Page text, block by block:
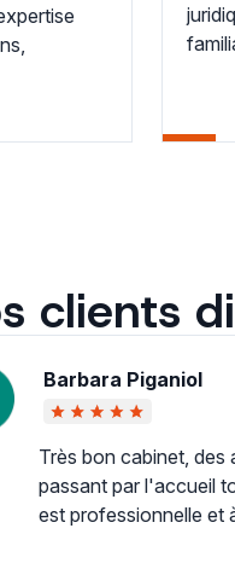
clients
Barbara Piganiol
Très bon cabinet, des
passant par l'accueil
est professionnelle et